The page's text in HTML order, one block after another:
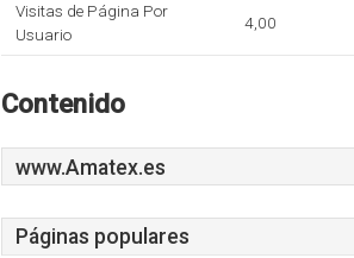
Visitas de Página Por
Usuario
4,00
Contenido
www.Amatex.es
Páginas populares